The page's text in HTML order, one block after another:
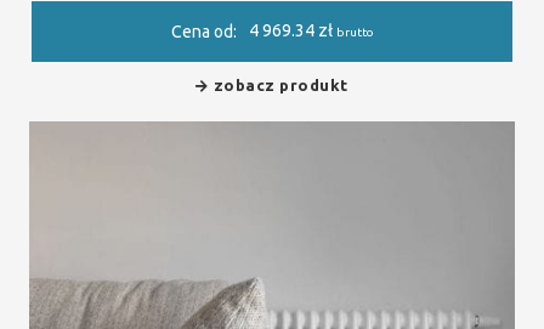
Cena od: 4 969.34 zł brutto
zobacz produkt